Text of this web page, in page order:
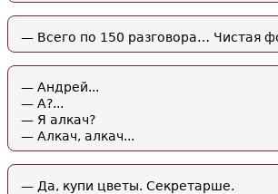
— Всего по 150 разговора… Чистая
— Андрей...
— А?...
— Я алкач?
— Алкач, алкач...
— Да, купи цветы. Секретарше.